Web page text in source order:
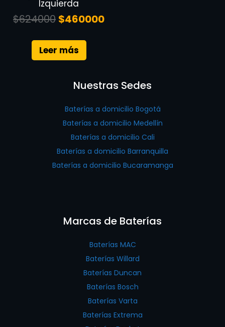
Izquierda
$624000 $460000
Leer más
Nuestras Sedes
Baterías a domicilio Bogotá
Baterías a domicilio Medellín
Baterías a domicilio Cali
Baterías a domicilio Barranquilla
Baterías a domicilio Bucaramanga
Marcas de Baterías
Baterías MAC
Baterías Willard
Baterías Duncan
Baterías Bosch
Baterías Varta
Baterías Extrema